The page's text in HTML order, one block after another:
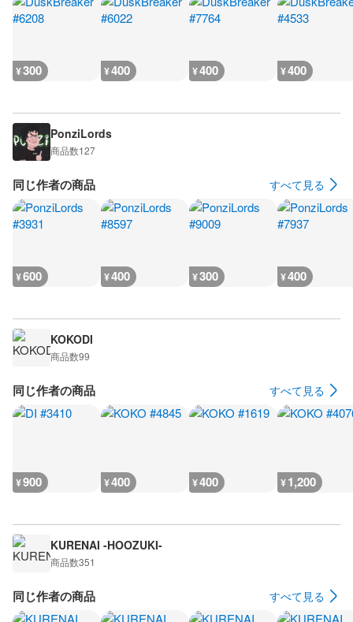
¥300 ¥400 ¥400 ¥400
PonziLords
商品数127
同じ作者の商品 すべて見る
¥600 ¥400 ¥300 ¥400
KOKODI
商品数99
同じ作者の商品 すべて見る
¥900 ¥400 ¥400 ¥1,200
KURENAI -HOOZUKI-
商品数351
同じ作者の商品 すべて見る